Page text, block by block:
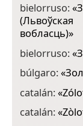
bielorruso:«
(Львоўская
вобласць)»
bielorruso:«
búlgaro:«
catalán:«
catalán:«